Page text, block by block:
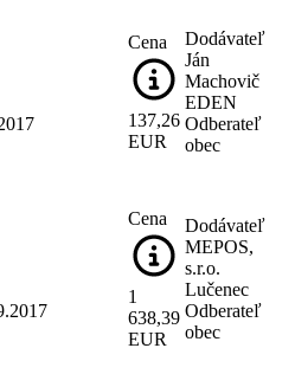
Cena
137,26
EUR
Dodávateľ
Ján
Machovič
EDEN
Odberateľ
obec
Cena
1
638,39
EUR
Dodávateľ
MEPOS,
s.r.o.
Lučenec
Odberateľ
obec